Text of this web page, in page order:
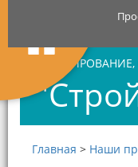
Главная > Наши